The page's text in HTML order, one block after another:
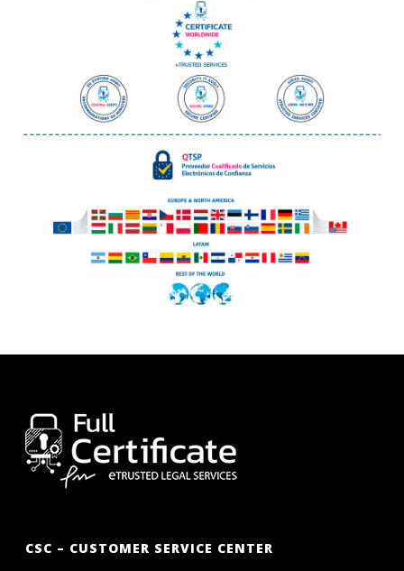
CSC – CUSTOMER SERVICE CENTER